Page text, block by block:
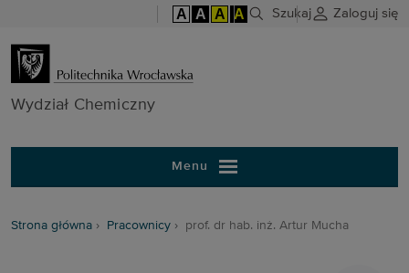
A A A A Szukaj Zaloguj się
Wydział
Wydział Chemiczny
Menu
Strona główna Pracownicy prof. dr hab. inż. Artur Mucha